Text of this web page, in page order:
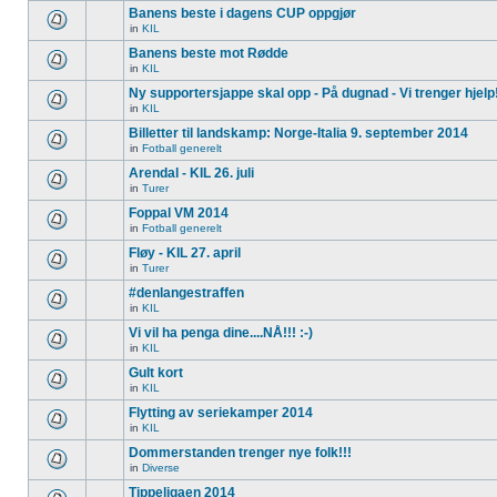
Banens beste i dagens CUP oppgjør
in KIL
Banens beste mot Rødde
in KIL
Ny supportersjappe skal opp - På dugnad - Vi trenger
in KIL
Billetter til landskamp: Norge-Italia 9. september 2014
in Fotball generelt
Arendal - KIL 26. juli
in Turer
Foppal VM 2014
in Fotball generelt
Fløy - KIL 27. april
in Turer
#denlangestraffen
in KIL
Vi vil ha penga dine....NÅ!!! :-)
in KIL
Gult kort
in KIL
Flytting av seriekamper 2014
in KIL
Dommerstanden trenger nye folk!!!
in Diverse
Tippeligaen 2014